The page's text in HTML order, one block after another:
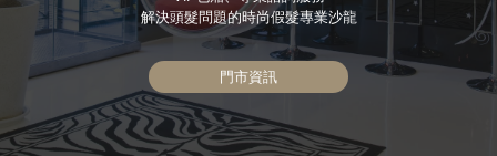
解決頭髮問題的時尚假髮專業沙龍
門市資訊